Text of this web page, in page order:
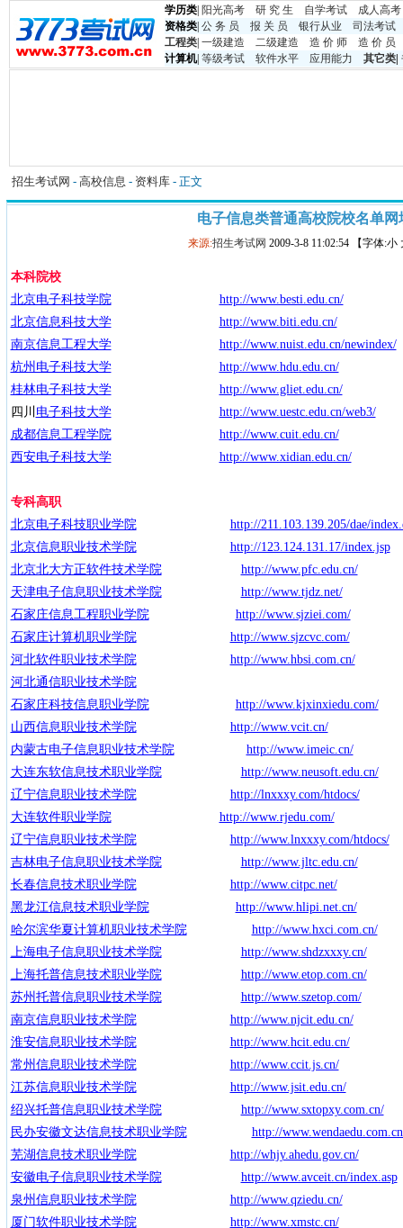
学历类 阳光高考 研 究 生 自学考试
成人高考
资格类 公 务 员 报 关 员 银行从业
司法考试
工程类 一级建造 二级建造 造 价 师
造 价 员
计算机| 等级考试 软件水平 应用能力 其它类
招生考试网 - 高校信息 - 资料库 - 正文
电子信息类普通高校院校名单网
来源:招生考试网 2009-3-8 11:02:54 【字体:小
本科院校
北京电子科技学院
http://www.besti.edu.cn/
北京信息科技大学
http://www.biti.edu.cn/
南京信息工程大学
http://www.nuist.edu.cn/newindex/
杭州电子科技大学
http://www.hdu.edu.cn/
桂林电子科技大学
http://www.gliet.edu.cn/
四川 电子科技大学
http://www.uestc.edu.cn/web3/
成都信息工程学院
http://www.cuit.edu.cn/
西安电子科技大学
http://www.xidian.edu.cn/
专科高职
北京电子科技职业学院
http://211.103.139.205/dae/
北京信息职业技术学院
http://123.124.131.17/index.jsp
北京北大方正软件技术学院
http://www.pfc.edu.cn/
天津电子信息职业技术学院
http://www.tjdz.net/
石家庄信息工程职业学院
http://www.sjziei.com/
石家庄计算机职业学院
http://www.sjzcvc.com/
河北软件职业技术学院
http://www.hbsi.com.cn/
河北通信职业技术学院
石家庄科技信息职业学院
http://www.kjxinxiedu.com/
山西信息职业技术学院
http://www.vcit.cn/
内蒙古电子信息职业技术学院
http://www.imeic.cn/
大连东软信息技术职业学院
http://www.neusoft.edu.cn/
辽宁信息职业技术学院
http://lnxxxy.com/htdocs/
大连软件职业学院
http://www.rjedu.com/
辽宁信息职业技术学院
http://www.lnxxxy.com/htdocs/
吉林电子信息职业技术学院
http://www.jltc.edu.cn/
长春信息技术职业学院
http://www.citpc.net/
黑龙江信息技术职业学院
http://www.hlipi.net.cn/
哈尔滨华夏计算机职业技术学院
http://www.hxci.com.cn/
上海电子信息职业技术学院
http://www.shdzxxxy.cn/
上海托普信息技术职业学院
http://www.etop.com.cn/
苏州托普信息职业技术学院
http://www.szetop.com/
南京信息职业技术学院
http://www.njcit.edu.cn/
淮安信息职业技术学院
http://www.hcit.edu.cn/
常州信息职业技术学院
http://www.ccit.js.cn/
江苏信息职业技术学院
http://www.jsit.edu.cn/
绍兴托普信息职业技术学院
http://www.sxtopxy.com.cn/
民办安徽文达信息技术职业学院
http://
芜湖信息技术职业学院
http://whjy.ahedu.gov.cn/
安徽电子信息职业技术学院
http://www.avceit.cn/index.asp
泉州信息职业技术学院
http://www.qziedu.cn/
厦门软件职业技术学院
http://www.xmstc.cn/